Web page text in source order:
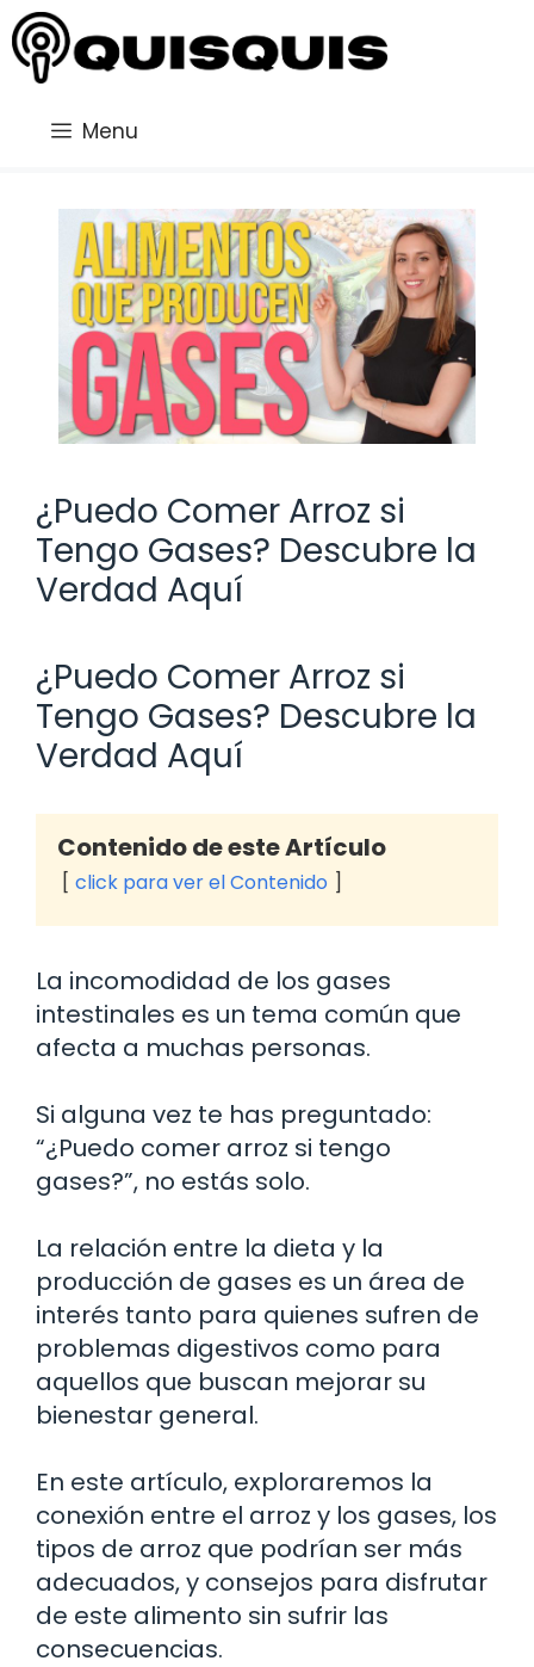
Saltar
al
contenido
Menu
¿Puedo Comer Arroz si
Tengo Gases? Descubre la
Verdad Aquí
¿Puedo Comer Arroz si
Tengo Gases? Descubre la
Verdad Aquí
Contenido de este Artículo
click para ver el Contenido
La incomodidad de los gases
intestinales es un tema común que
afecta a muchas personas.
Si alguna vez te has preguntado:
“¿Puedo comer arroz si tengo
gases?”, no estás solo.
La relación entre la dieta y la
producción de gases es un área de
interés tanto para quienes sufren de
problemas digestivos como para
aquellos que buscan mejorar su
bienestar general.
En este artículo, exploraremos la
conexión entre el arroz y los gases, los
tipos de arroz que podrían ser más
adecuados, y consejos para disfrutar
de este alimento sin sufrir las
consecuencias.